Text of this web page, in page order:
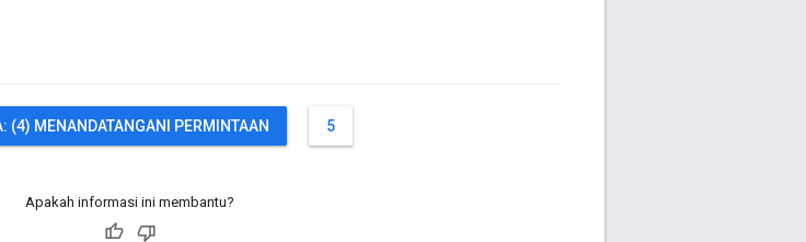
(4) MENANDATANGANI PERMINTAAN 5
Apakah informasi ini membantu?